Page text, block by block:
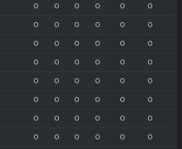
0 0 0 0 0 0
0 0 0 0 0 0
0 0 0 0 0 0
0 0 0 0 0 0
0 0 0 0 0 0
0 0 0 0 0 0
0 0 0 0 0 0
0 0 0 0 0 0